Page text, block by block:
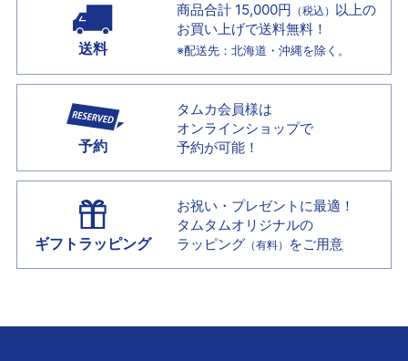
送料
商品合計 15,000円 （税込） 以上の
お買い上げで送料無料！
※配送先：北海道・沖縄を除く。
予約
タムカ会員様は
オンラインショップで
予約が可能！
ギフトラッピング
お祝い・プレゼントに最適！
タムタムオリジナルの
ラッピング （有料） をご用意